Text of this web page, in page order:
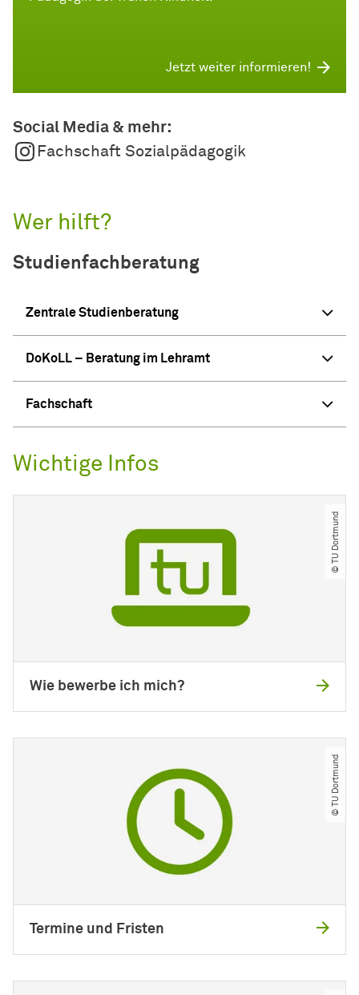
Jetzt weiter informieren!
Social Media & mehr:
Fachschaft Sozialpädagogik
Wer hilft?
Studienfachberatung
Zentrale Studienberatung
DoKoLL – Beratung im Lehramt
Fachschaft
Wichtige Infos
© TU Dortmund
Wie bewerbe ich mich?
© TU Dortmund
Termine und Fristen